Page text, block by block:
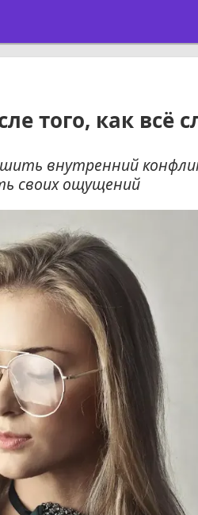
того, как всё
внутренний
своих ощущений